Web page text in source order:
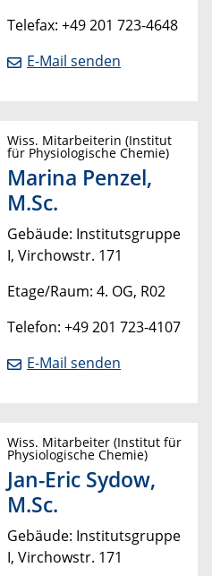
Telefax: +49 201 723-4648
E-Mail senden
Wiss. Mitarbeiterin (Institut
für Physiologische Chemie)
Marina Penzel,
M.Sc.
Gebäude: Institutsgruppe
I, Virchowstr. 171
Etage/Raum: 4. OG, R02
Telefon: +49 201 723-4107
E-Mail senden
Wiss. Mitarbeiter (Institut für
Physiologische Chemie)
Jan-Eric Sydow,
M.Sc.
Gebäude: Institutsgruppe
I, Virchowstr. 171